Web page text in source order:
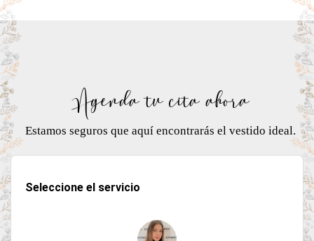
Agenda tu cita ahora
Estamos seguros que aquí encontrarás el vestido ideal.
Seleccione el servicio